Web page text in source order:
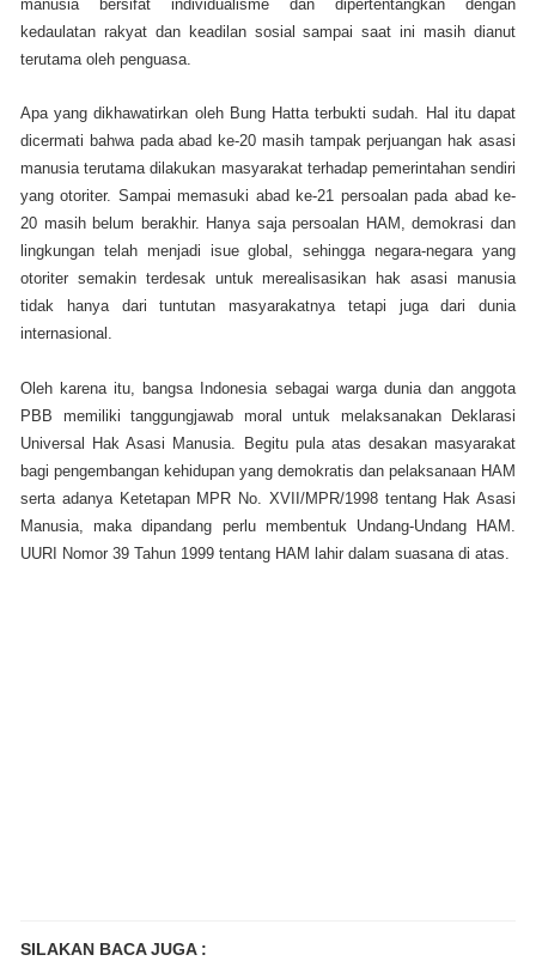
manusia bersifat individualisme dan dipertentangkan dengan
kedaulatan rakyat dan keadilan sosial sampai saat ini masih dianut
terutama oleh penguasa.
Apa yang dikhawatirkan oleh Bung Hatta terbukti sudah. Hal itu dapat
dicermati bahwa pada abad ke-20 masih tampak perjuangan hak asasi
manusia terutama dilakukan masyarakat terhadap pemerintahan sendiri
yang otoriter. Sampai memasuki abad ke-21 persoalan pada abad ke-
20 masih belum berakhir. Hanya saja persoalan HAM, demokrasi dan
lingkungan telah menjadi isue global, sehingga negara-negara yang
otoriter semakin terdesak untuk merealisasikan hak asasi manusia
tidak hanya dari tuntutan masyarakatnya tetapi juga dari dunia
internasional.
Oleh karena itu, bangsa Indonesia sebagai warga dunia dan anggota
PBB memiliki tanggungjawab moral untuk melaksanakan Deklarasi
Universal Hak Asasi Manusia. Begitu pula atas desakan masyarakat
bagi pengembangan kehidupan yang demokratis dan pelaksanaan HAM
serta adanya Ketetapan MPR No. XVII/MPR/1998 tentang Hak Asasi
Manusia, maka dipandang perlu membentuk Undang-Undang HAM.
UURI Nomor 39 Tahun 1999 tentang HAM lahir dalam suasana di atas.
SILAKAN BACA JUGA :